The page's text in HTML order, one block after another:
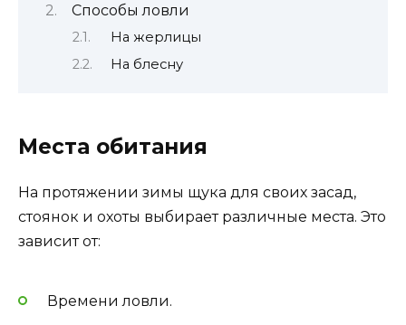
Способы ловли
На жерлицы
На блесну
Места обитания
На протяжении зимы щука для своих засад,
стоянок и охоты выбирает различные места. Это
зависит от:
Времени ловли.